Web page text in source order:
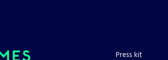
Press kit